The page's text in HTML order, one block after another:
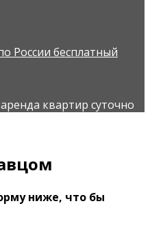
России бесплатный
квартир суточно
ниже, что бы